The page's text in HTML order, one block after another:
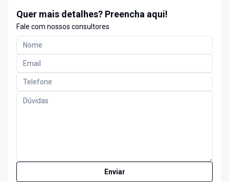
Quer mais detalhes? Preencha aqui!
Fale com nossos consultores
Enviar